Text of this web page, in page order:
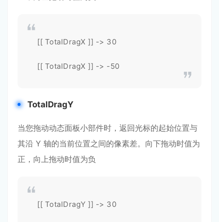
[[ TotalDragX ]] -> 30
[[ TotalDragX ]] -> -50
TotalDragY
当您拖动动态面板小部件时，返回光标的起始位置与
其沿 Y 轴的当前位置之间的像素差。向下拖动时值为
正，向上拖动时值为负
[[ TotalDragY ]] -> 30